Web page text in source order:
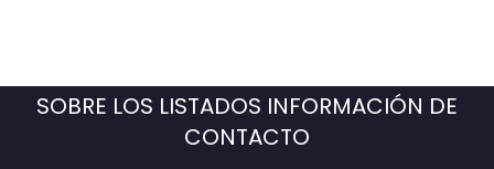
SOBRE LOS LISTADOS INFORMACIÓN DE
CONTACTO